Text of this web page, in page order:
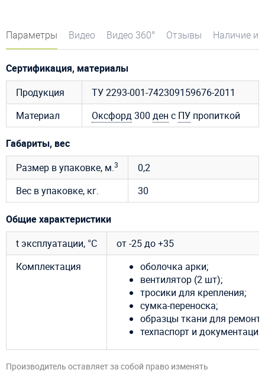
Параметры Видео Видео 360° Отзывы Наличие и
Сертификация, материалы
Продукция
ТУ 2293-001-742309159676-2011
Материал
Оксфорд300 ден с ПУ пропиткой
Габариты, вес
Размер в упаковке, м.3
0,2
Вес в упаковке, кг.
30
Общие характеристики
t эксплуатации, °C
от -25 до +35
Комплектация
оболочка арки;
вентилятор (2 шт);
тросики для крепления;
сумка-переноска;
образцы ткани для
техпаспорт и
Производитель оставляет за собой право изменять